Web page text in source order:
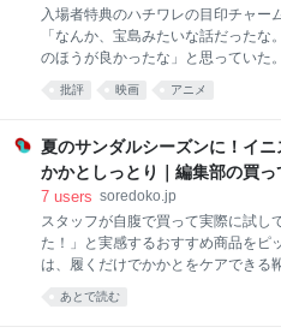
行ってあの仏像たちに逢いたい、地
ベンチに座って青空を見上げたい、
なんて、それまで押さえつけていた
いのです」という欲求が次々と溢れ
ぶりに嗅ぐ畳の
入場者特典のハチワレの目印チャー
「なんか、宝島みたいな話だったな
のほうが良かったな」と思っていた
直木賞を受賞した真藤順丈の小説の
でみたものの、思ったより普通だっ
じているため、そこまで騒ぐ必要の
だけれども、なにより、画がとても
カ統治下においての当時の暮らしぶ
など、写真でしか見ることが出来な
史が再現し、息を吹き返したように
されているところ、とりわけ、コザ
ラブの女性だったかが、サンシンを
批評 映画 アニメ
夏のサンダルシーズンに！イ
かかとしっとり｜編集部の買
7 users soredoko.jp
スタッフが自腹で買って実際に試し
た！」と実感するおすすめ商品をピ
は、履くだけでかかとをケアできる
ク「イニスフリー スペシャルケア フ
を紹介します。7種の植物エキス配合
あとで読む